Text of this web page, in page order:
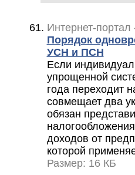
Интернет-
Порядок
УСН и ПСН
Если
упрощенной
года переходит
совмещает два
обязан
доходов от
которой
Размер: 16 КБ